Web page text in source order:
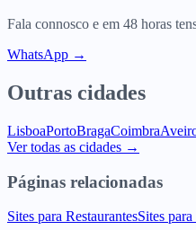
Fala connosco e em 48 horas
WhatsApp →
Outras cidades
LisboaPortoBragaCoimbra
Ver todas as cidades →
Páginas relacionadas
Sites para RestaurantesSites